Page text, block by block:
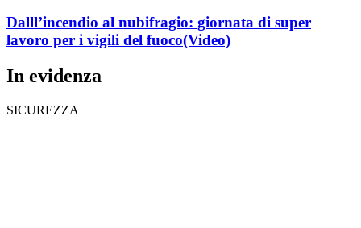
Dalll’incendio al nubifragio: giornata di super
lavoro per i vigili del fuoco(Video)
In evidenza
SICUREZZA